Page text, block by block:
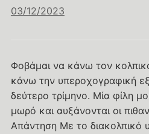
03/12/2023
Φοβάμαι να κάνω τον
κάνω την υπεροχογραφική
δεύτερο τρίμηνο. Μία φίλη
μωρό και αυξάνονται οι
Απάντηση Με το διακολπικό